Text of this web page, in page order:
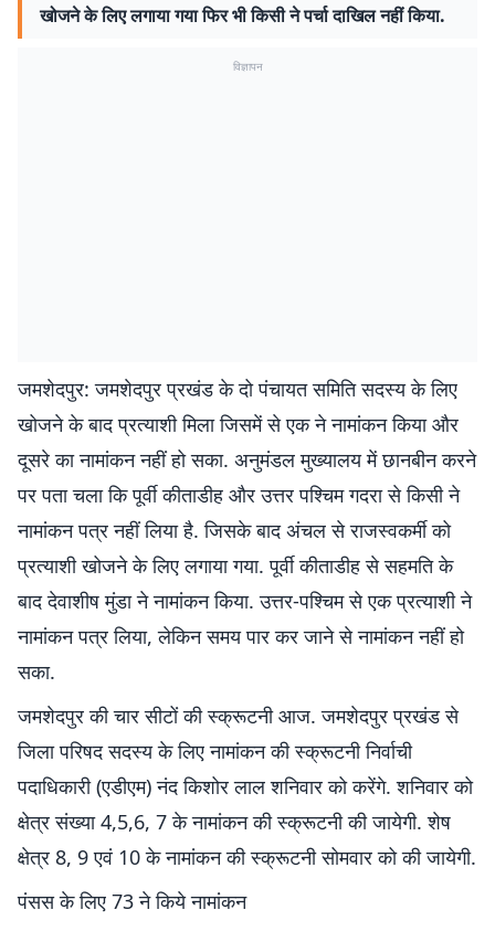
खोजने के लिए लगाया गया फिर भी किसी ने पर्चा दाखिल नहीं किया.
विज्ञापन
जमशेदपुर: जमशेदपुर प्रखंड के दो पंचायत समिति सदस्य के लिए
खोजने के बाद प्रत्याशी मिला जिसमें से एक ने नामांकन किया और
दूसरे का नामांकन नहीं हो सका. अनुमंडल मुख्यालय में छानबीन करने
पर पता चला कि पूर्वी कीताडीह और उत्तर पश्चिम गदरा से किसी ने
नामांकन पत्र नहीं लिया है. जिसके बाद अंचल से राजस्वकर्मी को
प्रत्याशी खोजने के लिए लगाया गया. पूर्वी कीताडीह से सहमति के
बाद देवाशीष मुंडा ने नामांकन किया. उत्तर-पश्चिम से एक प्रत्याशी ने
नामांकन पत्र लिया, लेकिन समय पार कर जाने से नामांकन नहीं हो
सका.
जमशेदपुर की चार सीटों की स्क्रूटनी आज. जमशेदपुर प्रखंड से
जिला परिषद सदस्य के लिए नामांकन की स्क्रूटनी निर्वाची
पदाधिकारी (एडीएम) नंद किशोर लाल शनिवार को करेंगे. शनिवार को
क्षेत्र संख्या 4,5,6, 7 के नामांकन की स्क्रूटनी की जायेगी. शेष
क्षेत्र 8, 9 एवं 10 के नामांकन की स्क्रूटनी सोमवार को की जायेगी.
पंसस के लिए 73 ने किये नामांकन